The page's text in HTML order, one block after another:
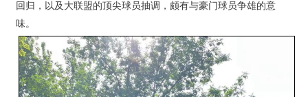
回归，以及大联盟的顶尖球员抽调，颇有与豪门球员争雄的意
味。